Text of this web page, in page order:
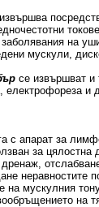
на
мускули,
се извършват и
електрофореза и
с апарат за
за цялостна
неравностите
на мускулния
на